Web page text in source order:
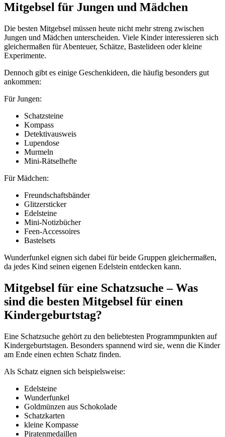
Mitgebsel für Jungen und Mädchen
Die besten Mitgebsel müssen heute nicht mehr streng zwischen
Jungen und Mädchen unterscheiden. Viele Kinder interessieren sich
gleichermaßen für Abenteuer, Schätze, Bastelideen oder kleine
Experimente.
Dennoch gibt es einige Geschenkideen, die häufig besonders gut
ankommen:
Für Jungen:
Schatzsteine
Kompass
Detektivausweis
Lupendose
Murmeln
Mini-Rätselhefte
Für Mädchen:
Freundschaftsbänder
Glitzersticker
Edelsteine
Mini-Notizbücher
Feen-Accessoires
Bastelsets
Wunderfunkel eignen sich dabei für beide Gruppen gleichermaßen,
da jedes Kind seinen eigenen Edelstein entdecken kann.
Mitgebsel für eine Schatzsuche – Was
sind die besten Mitgebsel für einen
Kindergeburtstag?
Eine Schatzsuche gehört zu den beliebtesten Programmpunkten auf
Kindergeburtstagen. Besonders spannend wird sie, wenn die Kinder
am Ende einen echten Schatz finden.
Als Schatz eignen sich beispielsweise:
Edelsteine
Wunderfunkel
Goldmünzen aus Schokolade
Schatzkarten
kleine Kompasse
Piratenmedaillen